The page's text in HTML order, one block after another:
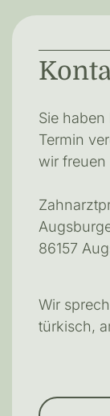
Sie
Termin
wir freuen
86157
Wir
türkisch,